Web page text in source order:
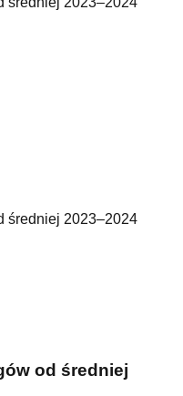
średniej 2023–2024
od średniej